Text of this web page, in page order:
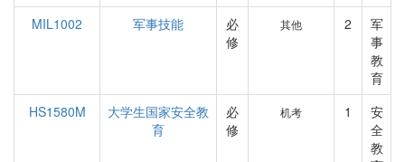
MIL1002
军事技能
必
修
其他 2
军
事
教
育
HS1580M
大学生国家安全教
育
必
修
机考 1
安
全
教